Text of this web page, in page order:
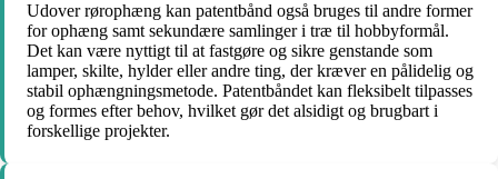
Udover rørophæng kan patentbånd også bruges til andre former
for ophæng samt sekundære samlinger i træ til hobbyformål.
Det kan være nyttigt til at fastgøre og sikre genstande som
lamper, skilte, hylder eller andre ting, der kræver en pålidelig og
stabil ophængningsmetode. Patentbåndet kan fleksibelt tilpasses
og formes efter behov, hvilket gør det alsidigt og brugbart i
forskellige projekter.